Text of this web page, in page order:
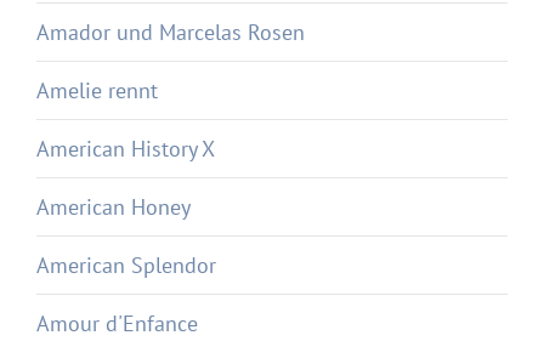
Amador und Marcelas Rosen
Amelie rennt
American History X
American Honey
American Splendor
Amour d'Enfance